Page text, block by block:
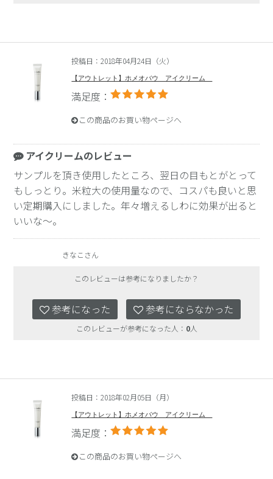
投稿日：2018年04月24日（火）
【アウトレット】ホメオバウ アイクリーム
満足度：
この商品のお買い物ページへ
アイクリームのレビュー
サンプルを頂き使用したところ、翌日の目もとがとって
もしっとり。米粒大の使用量なので、コスパも良いと思
い定期購入にしました。年々増えるしわに効果が出ると
いいな～。
きなこさん
このレビューは参考になりましたか？
参考になった 参考にならなかった
このレビューが参考になった人： 0人
投稿日：2018年02月05日（月）
【アウトレット】ホメオバウ アイクリーム
満足度：
この商品のお買い物ページへ